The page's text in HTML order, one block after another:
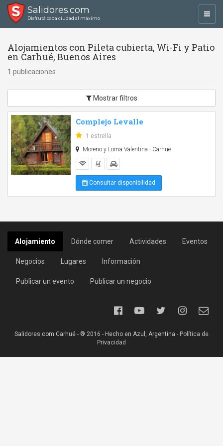
Salidores.com
Disfrutá cada ciudad al máximo
Alojamientos con Pileta cubierta, Wi-Fi y Patio
en Carhué, Buenos Aires
1 publicaciones
Mostrar filtros
Complejo Levalle
1 estrella
Moreno y Loma Valentina - Carhué
Consultar disponibilidad
Alojamiento Dónde comer Actividades Eventos
Negocios Lugares Información
Publicar un evento Publicar un negocio
Salidores.com Carhué - ® 2016 - Hecho en Azul, Argentina - Política de
Privacidad